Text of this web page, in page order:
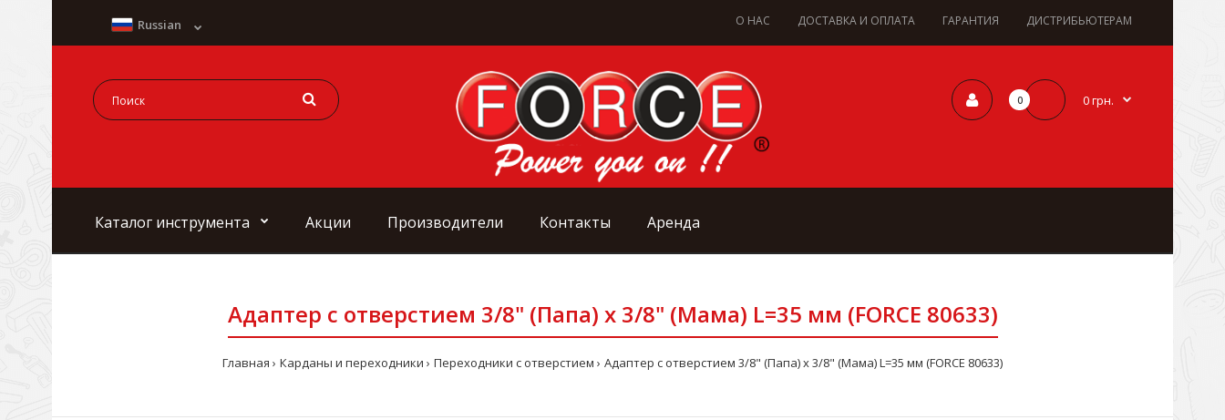
О НАС ДОСТАВКА И ОПЛАТА ГАРАНТИЯ ДИСТРИБЬЮТЕРАМ
Russian
0 0 грн.
Каталог инструмента Акции Производители Контакты Аренда
Адаптер с отверстием 3/8" (Папа) x 3/8" (Мама) L=35 мм (FORCE 80633)
Главная Карданы и переходники Переходники с отверстием Адаптер с отверстием 3/8" (Папа) x 3/8" (Мама) L=35 мм (FORCE 80633)